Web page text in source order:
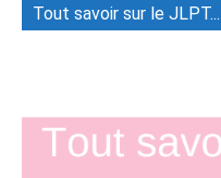
Tout savoir sur le JLPT...